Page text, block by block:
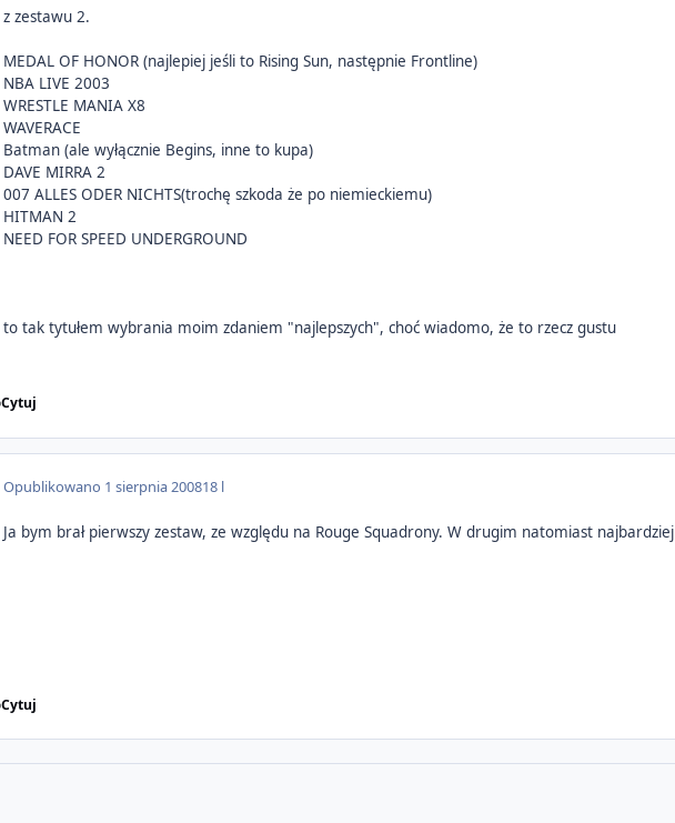
z zestawu 2.
MEDAL OF HONOR (najlepiej jeśli to Rising Sun, następnie Frontline)
NBA LIVE 2003
WRESTLE MANIA X8
WAVERACE
Batman (ale wyłącznie Begins, inne to kupa)
DAVE MIRRA 2
007 ALLES ODER NICHTS(trochę szkoda że po niemieckiemu)
HITMAN 2
NEED FOR SPEED UNDERGROUND
to tak tytułem wybrania moim zdaniem "najlepszych", choć wiadomo, że to rzecz gustu
Cytuj
Opublikowano 1 sierpnia 200818 l
Ja bym brał pierwszy zestaw, ze względu na Rouge Squadrony. W drugim natomiast
Cytuj